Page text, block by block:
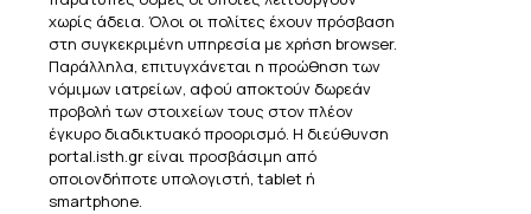
χωρίς άδεια. Όλοι οι πολίτες έχουν πρόσβαση
στη συγκεκριμένη υπηρεσία με χρήση browser.
Παράλληλα, επιτυγχάνεται η προώθηση των
νόμιμων ιατρείων, αφού αποκτούν δωρεάν
προβολή των στοιχείων τους στον πλέον
έγκυρο διαδικτυακό προορισμό. Η διεύθυνση
portal.isth.gr είναι προσβάσιμη από
οποιονδήποτε υπολογιστή, tablet ή
smartphone.